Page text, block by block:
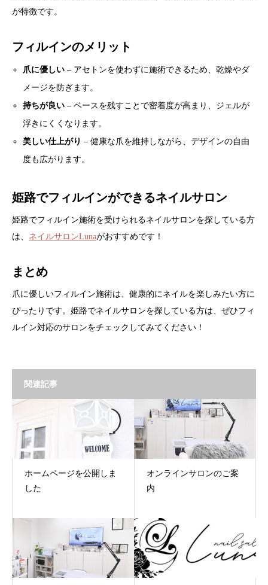
が特徴です。
フィルインのメリット
爪に優しい – アセトンを使わずに施術できるため、乾燥やダ
メージを防ぎます。
持ちが良い – ベースを残すことで密着度が高まり、ジェルが
浮きにくくなります。
美しい仕上がり – 健康な爪を維持しながら、デザインの自由
度も広がります。
姫路でフィルインができるネイルサロン
姫路でフィルイン施術を受けられるネイルサロンを探している方
は、 ネイルサロンLunaがおすすめです！
まとめ
爪に優しいフィルイン施術は、健康的にネイルを楽しみたい方に
ぴったりです。姫路でネイルサロンを探している方は、ぜひフィ
ルイン対応のサロンをチェックしてみてください！
関連記事
ホームページを公開しま
した
オンラインサロンのご案
内